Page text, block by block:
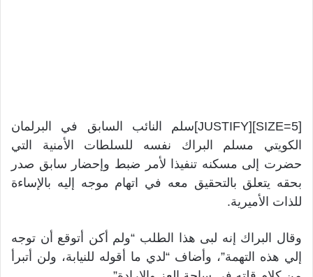
[SIZE=5][JUSTIFY]سلم النائب السابق في البرلمان
الكويتي مسلم البراك نفسه للسلطات الأمنية التي
حضرت إلى مسكنه تنفيذا لأمر ضبط وإحضار سابق صدر
بحقه يتعلق بالتحقيق معه في اتهام موجه إليه بالإساءة
للذات الأميرية.
وقال البراك إنه لبى هذا الطلب “ولم أكن أتوقع أن توجه
إلي هذه التهمة”، وأضاف “لدي ما أقوله للنيابة، ولن أتبرأ